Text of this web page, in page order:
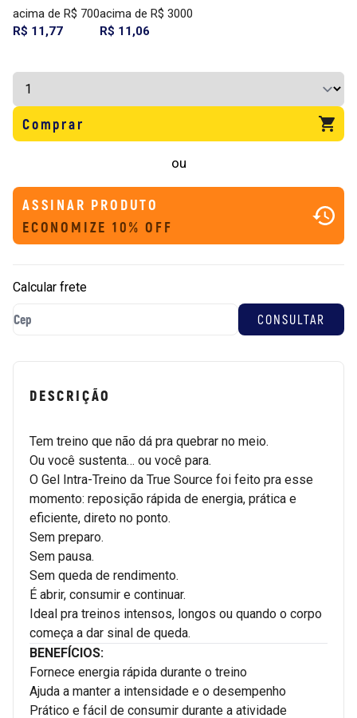
acima de R$ 700
R$ 11,77
acima de R$ 3000
R$ 11,06
Comprar
ou
ASSINAR PRODUTO
ECONOMIZE 10% OFF
Calcular frete
DESCRIÇÃO
Tem treino que não dá pra quebrar no meio.
Ou você sustenta… ou você para.
O Gel Intra-Treino da True Source foi feito pra esse
momento: reposição rápida de energia, prática e
eficiente, direto no ponto.
Sem preparo.
Sem pausa.
Sem queda de rendimento.
É abrir, consumir e continuar.
Ideal pra treinos intensos, longos ou quando o corpo
começa a dar sinal de queda.
BENEFÍCIOS:
Fornece energia rápida durante o treino
Ajuda a manter a intensidade e o desempenho
Prático e fácil de consumir durante a atividade